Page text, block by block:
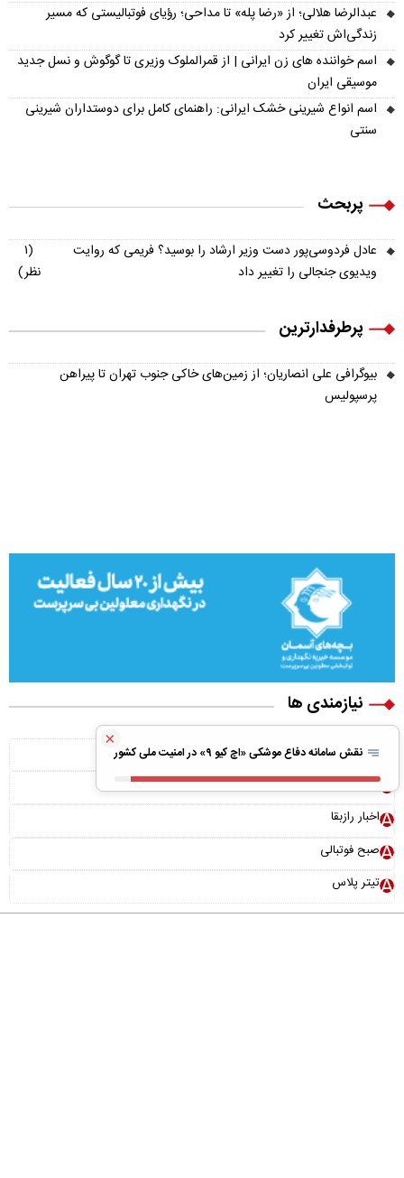
عبدالرضا هلالی؛ از «رضا پله» تا مداحی؛ رؤیای فوتبالیستی که مسیر
زندگی‌اش تغییر کرد
اسم خواننده های زن ایرانی | از قمرالملوک وزیری تا گوگوش و نسل جدید
موسیقی ایران
اسم انواع شیرینی خشک ایرانی: راهنمای کامل برای دوستداران شیرینی
سنتی
پربحث
عادل فردوسی‌پور دست وزیر ارشاد را بوسید؟ فریمی که روایت
ویدیوی جنجالی را تغییر داد
(۱
نظر)
پرطرفدارترین
بیوگرافی علی انصاریان؛ از زمین‌های خاکی جنوب تهران تا پیراهن
پرسپولیس
نیازمندی ها
ویلا پیش ساخته
بونوس رایگان
اخبار رازبقا
صبح فوتبالی
تیتر پلاس
×
نقش سامانه دفاع موشکی «اچ کیو ۹» در امنیت ملی کشور